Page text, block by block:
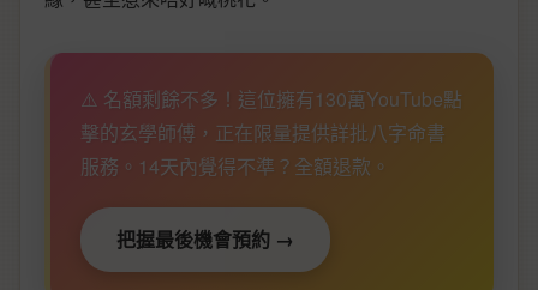
⚠️ 名額剩餘不多！這位擁有130萬YouTube點
擊的玄學師傅，正在限量提供詳批八字命書
服務。14天內覺得不準？全額退款。
把握最後機會預約 →